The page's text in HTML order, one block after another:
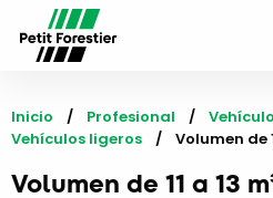
Inicio Profesional
Vehículos ligeros
Current:
Volumen de
Volumen de 11 a 13